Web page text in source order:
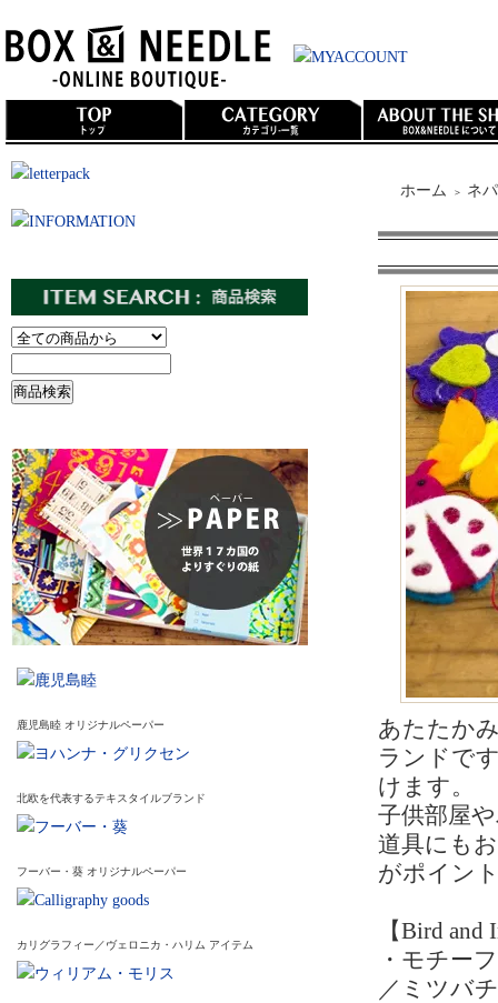
鹿児島睦 オリジナルペーパー
北欧を代表するテキスタイルブランド
フーバー・葵 オリジナルペーパー
カリグラフィー／ヴェロニカ・ハリム アイテム
ホーム ＞ ネ
あたたか
ランドで
けます。
子供部屋
道具にも
がポイン
【Bird and
・モチー
／ミツバ